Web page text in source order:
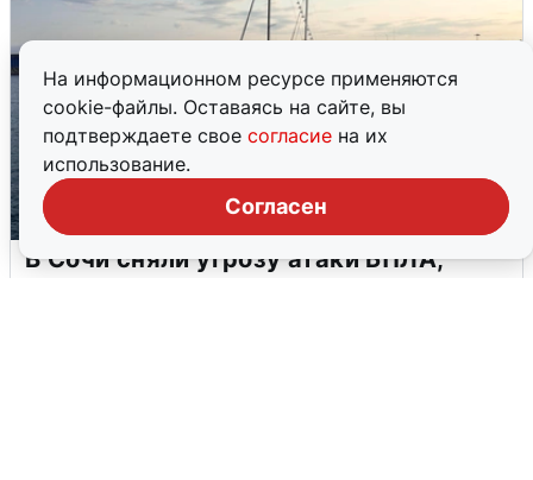
На информационном ресурсе применяются
cookie-файлы. Оставаясь на сайте, вы
подтверждаете свое согласие на их
использование.
Согласен
В Сочи сняли угрозу атаки БПЛА,